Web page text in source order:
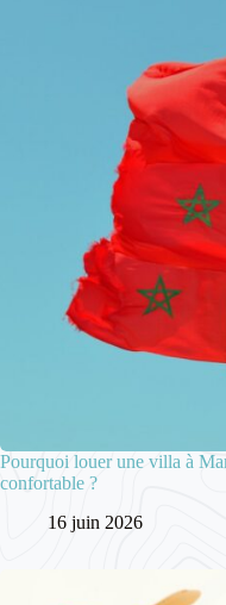
Pourquoi louer une villa à
confortable ?
16 juin 2026